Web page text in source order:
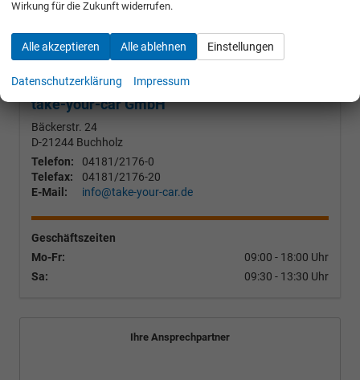
WEITERE
Konfigurator 2
take-your-car GmbH
Bäckerstr. 24
D-21244 Buchholz
Telefon:
04181/2176-0
Telefax:
04181/2176-20
E-Mail:
info@take-your-car.de
Geschäftszeiten
Mo-Fr:
09:00 - 18:00 Uhr
Sa:
09:30 - 13:30 Uhr
Ihre Ansprechpartner
Wirkung für die Zukunft widerrufen.
Alle akzeptieren Alle ablehnen Einstellungen
Datenschutzerklärung Impressum